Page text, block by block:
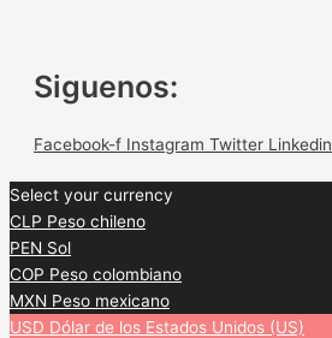
Siguenos:
Facebook-f Instagram Twitter Linkedin
Select your currency
CLP Peso chileno
PEN Sol
COP Peso colombiano
MXN Peso mexicano
USD Dólar de los Estados Unidos (US)